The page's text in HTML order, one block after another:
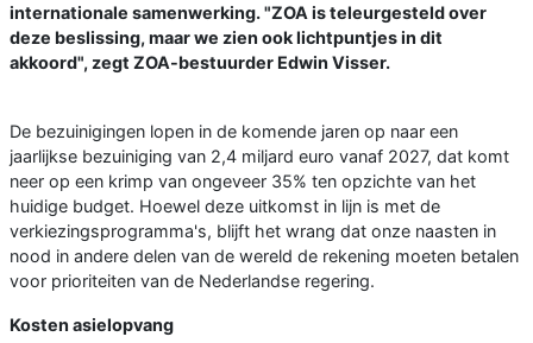
internationale samenwerking. "ZOA is teleurgesteld over
deze beslissing, maar we zien ook lichtpuntjes in dit
akkoord", zegt ZOA-bestuurder Edwin Visser.
De bezuinigingen lopen in de komende jaren op naar een
jaarlijkse bezuiniging van 2,4 miljard euro vanaf 2027, dat komt
neer op een krimp van ongeveer 35% ten opzichte van het
huidige budget. Hoewel deze uitkomst in lijn is met de
verkiezingsprogramma's, blijft het wrang dat onze naasten in
nood in andere delen van de wereld de rekening moeten betalen
voor prioriteiten van de Nederlandse regering.
Kosten asielopvang